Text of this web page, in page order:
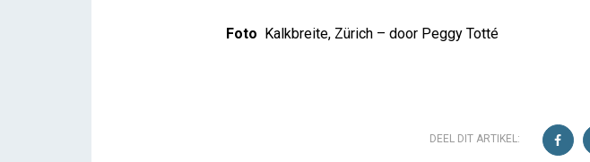
Foto Kalkbreite, Zürich – door Peggy Totté
DEEL DIT ARTIKEL: